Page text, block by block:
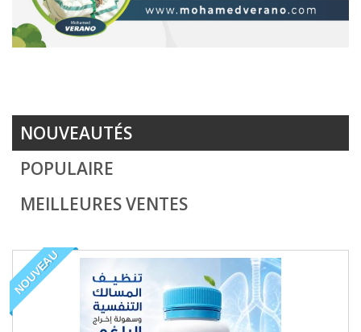
NOUVEAUTÉS
POPULAIRE
MEILLEURES VENTES
NOUVEAU